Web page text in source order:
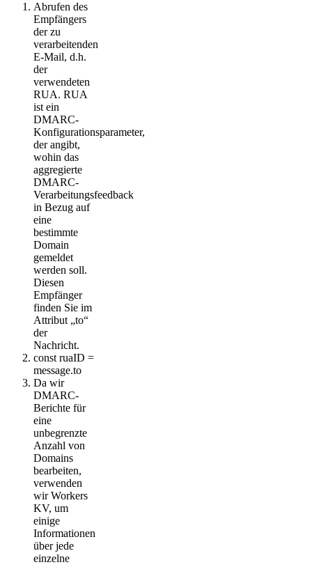
Abrufen des
Empfängers
der zu
verarbeitenden
E-Mail, d.h.
der
verwendeten
RUA. RUA
ist ein
DMARC-
Konfigurationsparameter,
der angibt,
wohin das
aggregierte
DMARC-
Verarbeitungsfeedback
in Bezug auf
eine
bestimmte
Domain
gemeldet
werden soll.
Diesen
Empfänger
finden Sie im
Attribut „to“
der
Nachricht.
const ruaID =
message.to
Da wir
DMARC-
Berichte für
eine
unbegrenzte
Anzahl von
Domains
bearbeiten,
verwenden
wir Workers
KV, um
einige
Informationen
über jede
einzelne